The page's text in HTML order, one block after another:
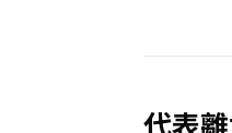
代表